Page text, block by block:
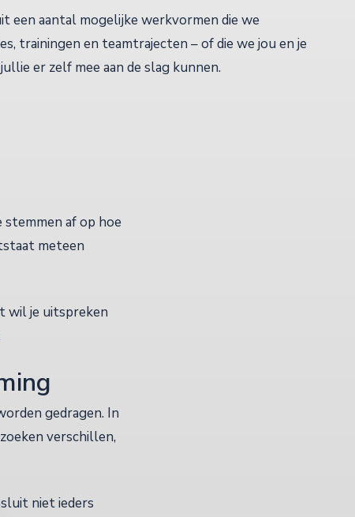
een aantal mogelijke werkvormen die we
trainingen en teamtrajecten – of die we jou en je
er zelf mee aan de slag kunnen.
af op hoe
meteen
wil je uitspreken
gedragen. In
verschillen,
niet ieders